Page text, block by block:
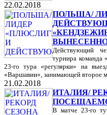
22.02.2018
ПОЛЬША/
Действующий
турнира команда
23-го тура «регулярки» на
«Варшавии», занимающей второе
21.02.2018
ИТАЛИЯ/
В матче 23-го